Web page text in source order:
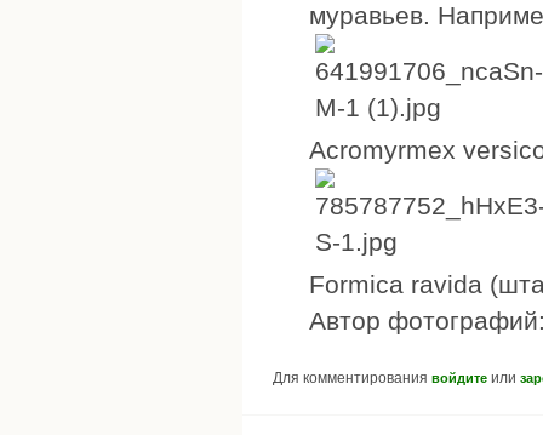
муравьев.
Acromyrmex
Formica ravida
Автор
Для комментирования войдите или